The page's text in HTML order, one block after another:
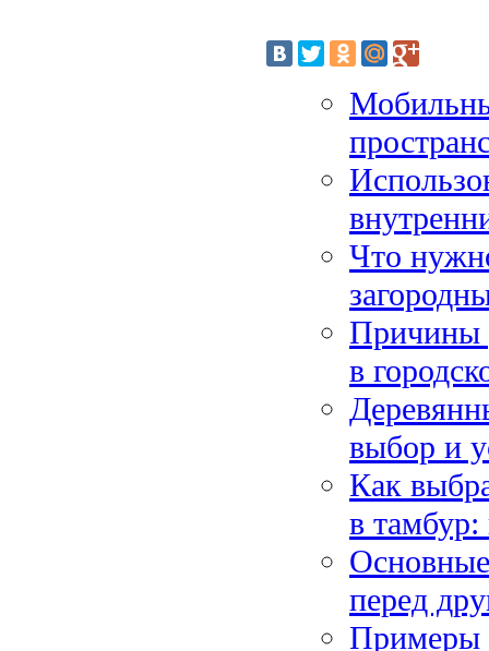
Что
Причины
в
выбор и
Как
в тамбур:
перед
Примеры